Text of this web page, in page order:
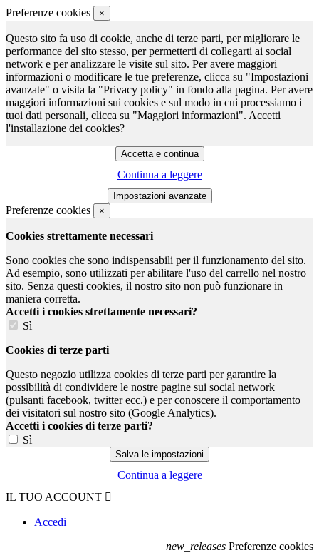
Preferenze cookies ×
Questo sito fa uso di cookie, anche di terze parti, per migliorare le
performance del sito stesso, per permetterti di collegarti ai social
network e per analizzare le visite sul sito. Per avere maggiori
informazioni o modificare le tue preferenze, clicca su "Impostazioni
avanzate" o visita la "Privacy policy" in fondo alla pagina. Per avere
maggiori informazioni sui cookies e sul modo in cui processiamo i
tuoi dati personali, clicca su "Maggiori informazioni". Accetti
l'installazione dei cookies?
Continua a leggere
Preferenze cookies ×
Cookies strettamente necessari
Sono cookies che sono indispensabili per il funzionamento del sito.
Ad esempio, sono utilizzati per abilitare l'uso del carrello nel nostro
sito. Senza questi cookies, il nostro sito non può funzionare in
maniera corretta.
Accetti i cookies strettamente necessari?
Sì
Cookies di terze parti
Questo negozio utilizza cookies di terze parti per garantire la
possibilità di condividere le nostre pagine sui social network
(pulsanti facebook, twitter ecc.) e per conoscere il comportamento
dei visitatori sul nostro sito (Google Analytics).
Accetti i cookies di terze parti?
Sì
Continua a leggere
IL TUO ACCOUNT 
Accedi
new_releases Preferenze cookies